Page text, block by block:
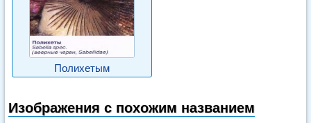
Полихетым
Изображения с похожим названием